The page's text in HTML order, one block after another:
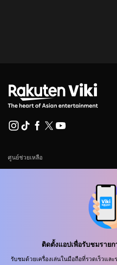
ติดตั้งแอปเพื่อรับชมราย
รับชมด้วยเครื่องเล่นในมือถือที่รวดเร็วแล
ศูนย์ช่วยเหลือ
ข้อกำหนดการใช้งาน